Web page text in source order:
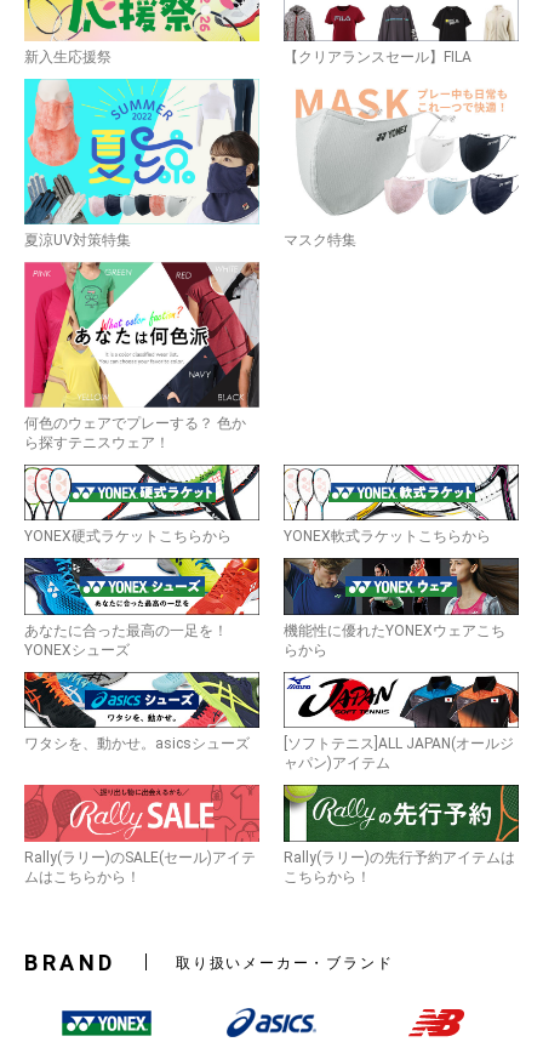
新入生応援祭 【クリアランスセール】FILA
夏涼UV対策特集 マスク特集
何色のウェアでプレーする？ 色か
ら探すテニスウェア！
YONEX硬式ラケットこちらから YONEX軟式ラケットこちらから
あなたに合った最高の一足を！
YONEXシューズ
機能性に優れたYONEXウェアこち
らから
ワタシを、動かせ。asicsシューズ
[ソフトテニス]ALL JAPAN(オールジ
ャパン)アイテム
Rally(ラリー)のSALE(セール)アイテ
ムはこちらから！
Rally(ラリー)の先行予約アイテムは
こちらから！
BRAND 取り扱いメーカー・ブランド